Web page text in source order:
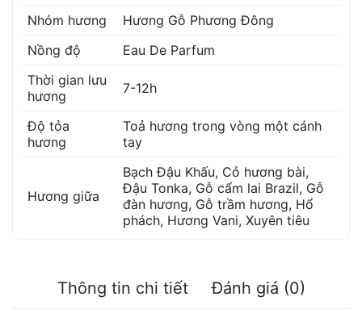
Nhóm hương
Hương Gỗ Phương Đông
Nồng độ
Eau De Parfum
Thời gian lưu
hương
7-12h
Độ tỏa
hương
Toả hương trong vòng một cánh
tay
Hương giữa
Bạch Đậu Khấu, Cỏ hương bài,
Đậu Tonka, Gỗ cẩm lai Brazil, Gỗ
đàn hương, Gỗ trầm hương, Hổ
phách, Hương Vani, Xuyên tiêu
Thông tin chi tiết Đánh giá (0)